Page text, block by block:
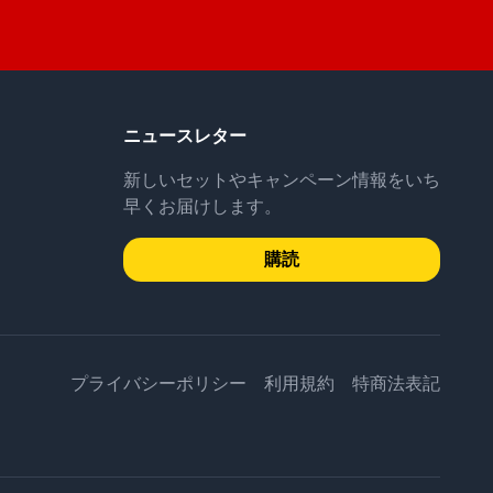
ニュースレター
新しいセットやキャンペーン情報をいち
早くお届けします。
購読
プライバシーポリシー 利用規約 特商法表記